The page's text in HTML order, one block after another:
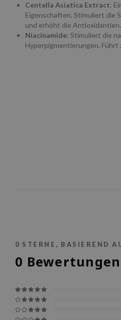
Centella Asiatica Extract:
Eigenschaften. Stimuliert die
und erhöht die Antioxidantien.
Niacinamide: Stimuliert die
Hyperpigmentierungen.
0 STERNE, BASIEREND
0 Bewertungen